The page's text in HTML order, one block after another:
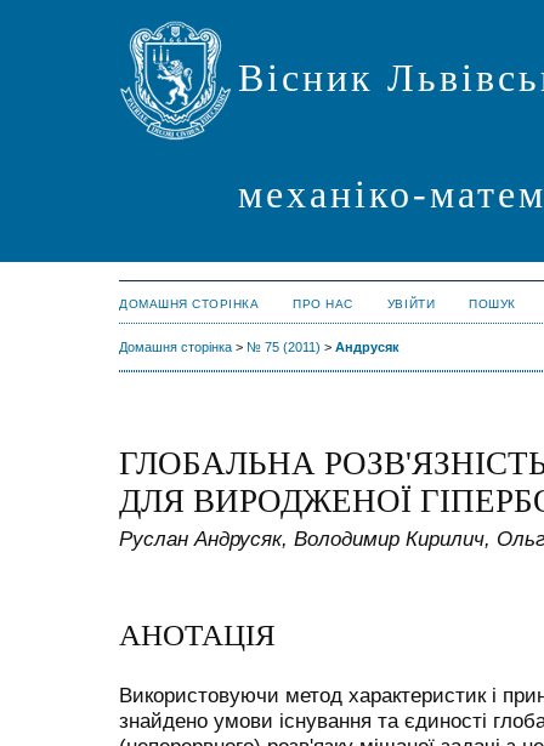
Вісник
механіко-
ДОМАШНЯ СТОРІНКА ПРО НАС УВІЙТИ ПОШУК
Домашня сторінка > № 75 (2011) > Андрусяк
ГЛОБАЛЬНА
ДЛЯ ВИРОДЖЕНОЇ
Руслан Андрусяк, Володимир Кирилич,
АНОТАЦІЯ
Використовуючи метод характеристик і
знайдено умови існування та єдиності